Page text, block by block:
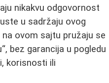
nikakvu odgovornost
u sadržaju ovog
ovom sajtu pružaju se
bez garancija u pogledu
korisnosti ili